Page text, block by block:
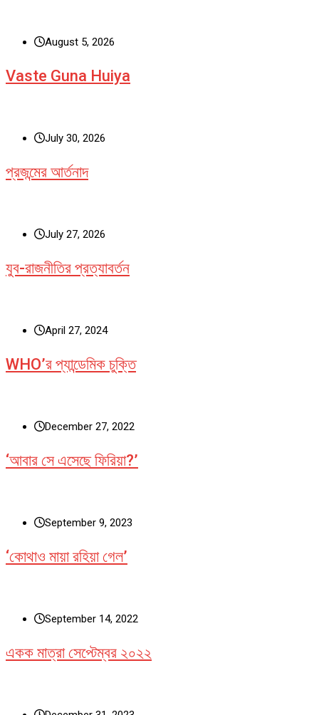
August 5, 2026
Vaste Guna Huiya
July 30, 2026
প্রজন্মের আর্তনাদ
July 27, 2026
যুব-রাজনীতির প্রত্যাবর্তন
April 27, 2024
WHO’র প্যান্ডেমিক চুক্তি
December 27, 2022
‘আবার সে এসেছে ফিরিয়া?’
September 9, 2023
‘কোথাও মায়া রহিয়া গেল’
September 14, 2022
একক মাত্রা সেপ্টেম্বর ২০২২